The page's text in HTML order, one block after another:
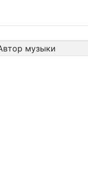
музыки